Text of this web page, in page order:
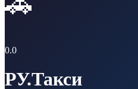
0.0
РУ.Такси